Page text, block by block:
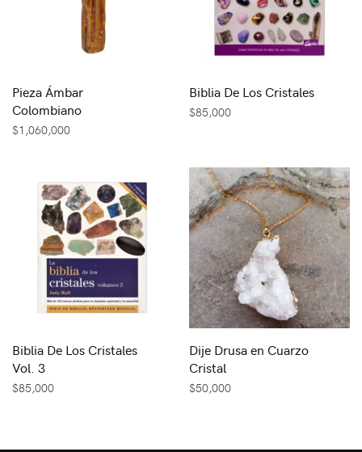
Pieza Ámbar
Colombiano
$1,060,000
Biblia De Los Cristales
$85,000
Biblia De Los Cristales
Vol. 3
$85,000
Dije Drusa en Cuarzo
Cristal
$50,000